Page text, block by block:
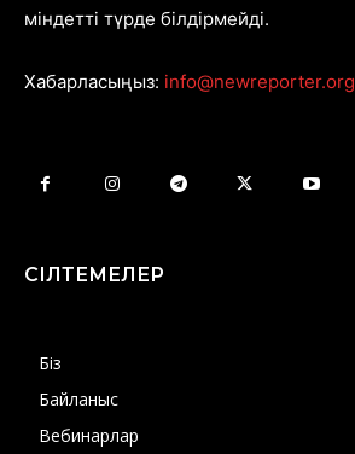
міндетті түрде білдірмейді.
Хабарласыңыз: info@newreporter.org
СІЛТЕМЕЛЕР
Біз
Байланыс
Вебинарлар